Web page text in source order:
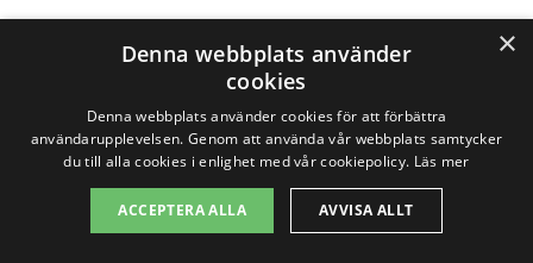
Letar du efter attskicka blombud i
Hillared? Du har kommit rätt! Här på
skicka-blombud.se kan du enkelt jämföra
olika florister som erbjuder vacker
blommor. Oavsett om det är en
×
Denna webbplats använder
cookies
Denna webbplats använder cookies för att förbättra
användarupplevelsen. Genom att använda vår webbplats samtycker
du till alla cookies i enlighet med vår cookiepolicy. Läs mer
ACCEPTERA ALLA AVVISA ALLT